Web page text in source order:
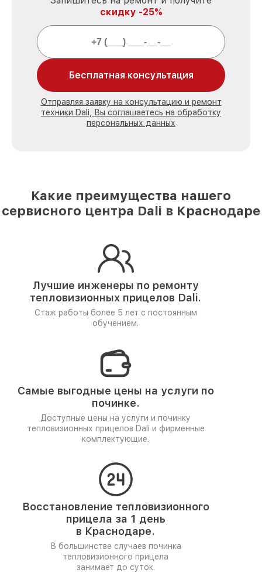
скидку -25%
Бесплатная консультация
Отправляя заявку на консультацию и ремонт
техники Dali, Вы соглашаетесь на обработку
персональных данных
Какие преимущества нашего
сервисного центра Dali в Краснодаре
Лучшие инженеры по ремонту
тепловизионных прицелов Dali.
Стаж работы более 5 лет с постоянным
обучением.
Самые выгодные цены на услуги по
починке.
Доступные цены на услуги и починку
тепловизионных прицелов Dali и фирменные
комплектующие.
Восстановление тепловизионного
прицела за 1 день
в Краснодаре.
В большинстве случаев починка
тепловизионного прицела
занимает до суток.